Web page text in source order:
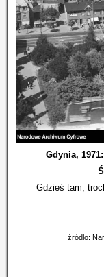
Gdynia,
Gdzieś tam,
źródło: